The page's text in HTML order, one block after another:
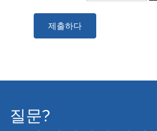
제출하다
질문?